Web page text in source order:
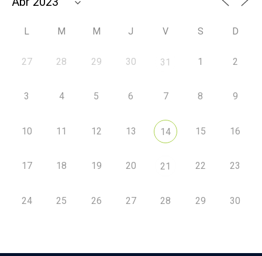
L M M J V S D
27 28 29 30 31 1 2
3 4 5 6 7 8 9
10 11 12 13 14 15 16
17 18 19 20 21 22 23
24 25 26 27 28 29 30